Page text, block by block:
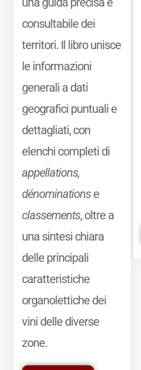
consultabile dei
territori. Il libro unisce
le informazioni
generali a dati
geografici puntuali e
dettagliati, con
elenchi completi di
appellations,
dénominationse
classements, oltre a
una sintesi chiara
delle principali
caratteristiche
organolettiche dei
vini delle diverse
zone.